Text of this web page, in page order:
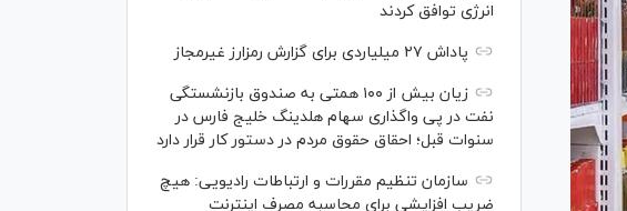
انرژی توافق کردند
پاداش ۲۷ میلیاردی برای گزارش رمزارز غیرمجاز
زیان بیش از ۱۰۰ همتی به صندوق بازنشستگی
نفت در پی واگذاری سهام هلدینگ خلیج فارس در
سنوات قبل؛ احقاق حقوق مردم در دستور کار قرار دارد
سازمان تنظیم مقررات و ارتباطات رادیویی: هیچ
ضریب افزایشی برای محاسبه مصرف اینترنت